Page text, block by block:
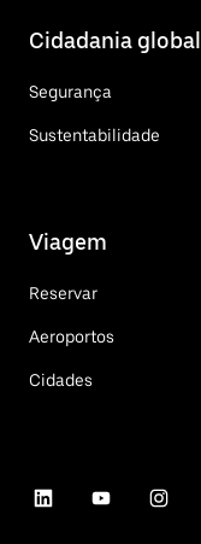
Cidadania global
Segurança
Sustentabilidade
Viagem
Reservar
Aeroportos
Cidades